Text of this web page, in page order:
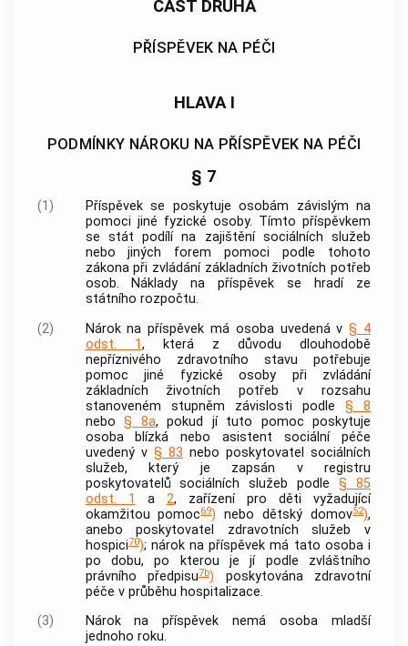
ČÁST DRUHÁ
PŘÍSPĚVEK NA PÉČI
HLAVA I
PODMÍNKY NÁROKU NA PŘÍSPĚVEK NA PÉČI
§ 7
(1)
Příspěvek se poskytuje osobám závislým na
pomoci jiné fyzické osoby. Tímto příspěvkem
se stát podílí na zajištění sociálních služeb
nebo jiných forem pomoci podle tohoto
zákona při zvládání základních životních potřeb
osob. Náklady na příspěvek se hradí ze
státního rozpočtu.
(2)
Nárok na příspěvek má osoba uvedená v§ 4
odst. 1, která z důvodu dlouhodobě
nepříznivého zdravotního stavu potřebuje
pomoc jiné fyzické osoby při zvládání
základních životních potřeb v rozsahu
stanoveném stupněm závislosti podle § 8
nebo § 8a, pokud jí tuto pomoc poskytuje
osoba blízká nebo asistent sociální péče
uvedený v § 83 nebo poskytovatelsociálních
služeb, který je zapsán v registru
poskytovatelůsociálních služeb podle§ 85
odst. 1
a 2, zařízení pro děti vyžadující
okamžitou pomoc69) nebo dětský domov52),
anebo poskytovatel zdravotních služeb v
hospici70); nárok na příspěvek má tato osoba i
po dobu, po kterou je jí podle zvláštního
právního předpisu7b) poskytována zdravotní
péče v průběhu hospitalizace.
(3)
Nárok na příspěvek nemá osoba mladší
jednoho roku.